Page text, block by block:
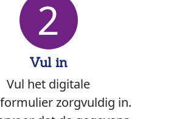
2
Vul in
Vul het digitale
zorgvuldig in.